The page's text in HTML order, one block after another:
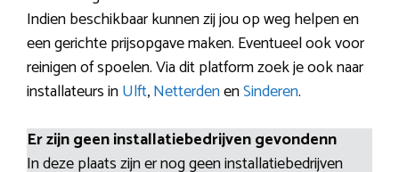
Indien beschikbaar kunnen zij jou op weg helpen en
een gerichte prijsopgave maken. Eventueel ook voor
reinigen of spoelen. Via dit platform zoek je ook naar
installateurs inUlft,NetterdenenSinderen.
Er zijn geen installatiebedrijven gevondenn
In deze plaats zijn er nog geen installatiebedrijven